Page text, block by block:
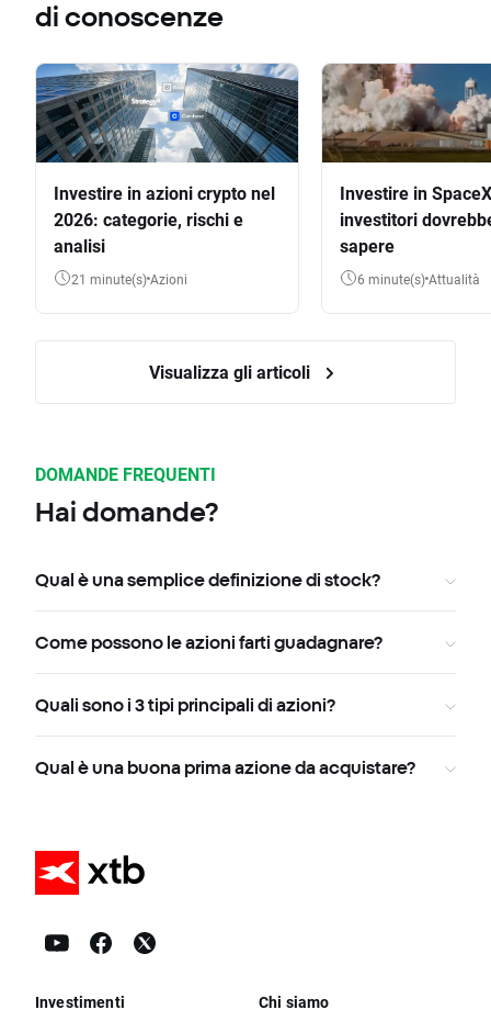
di conoscenze
Investire in azioni crypto nel
2026: categorie, rischi e
analisi
21 minute(s) Azioni
Investire in
investitori
sapere
6 minute(s) Attualità
Visualizza gli articoli
DOMANDE FREQUENTI
Hai domande?
Qual è una semplice definizione di stock?
Come possono le azioni farti guadagnare?
Quali sono i 3 tipi principali di azioni?
Qual è una buona prima azione da acquistare?
Investimenti Chi siamo